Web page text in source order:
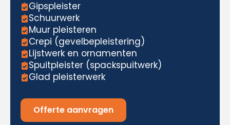
Gipspleister
Schuurwerk
Muur pleisteren
Crepi (gevelbepleistering)
Lijstwerk en ornamenten
Spuitpleister (spackspuitwerk)
Glad pleisterwerk
Offerte aanvragen